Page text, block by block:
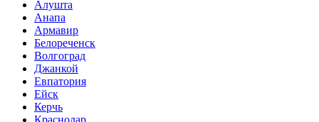
Алушта
Анапа
Армавир
Белореченск
Волгоград
Джанкой
Евпатория
Ейск
Керчь
Краснодар